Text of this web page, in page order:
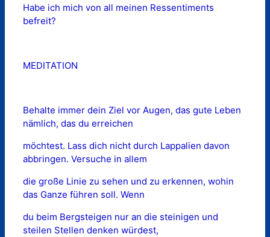
Habe ich mich von all meinen Ressentiments
befreit?
MEDITATION
Behalte immer dein Ziel vor Augen, das gute Leben
nämlich, das du erreichen
möchtest. Lass dich nicht durch Lappalien davon
abbringen. Versuche in allem
die große Linie zu sehen und zu erkennen, wohin
das Ganze führen soll. Wenn
du beim Bergsteigen nur an die steinigen und
steilen Stellen denken würdest,